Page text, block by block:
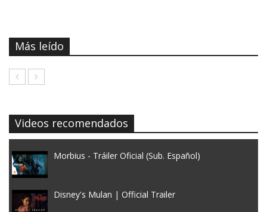
Más leído
Videos recomendados
Morbius - Tráiler Oficial (Sub. Español)
Disney's Mulan | Official Trailer